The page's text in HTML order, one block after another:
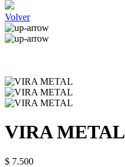
Volver
VIRA METAL
$ 7.500